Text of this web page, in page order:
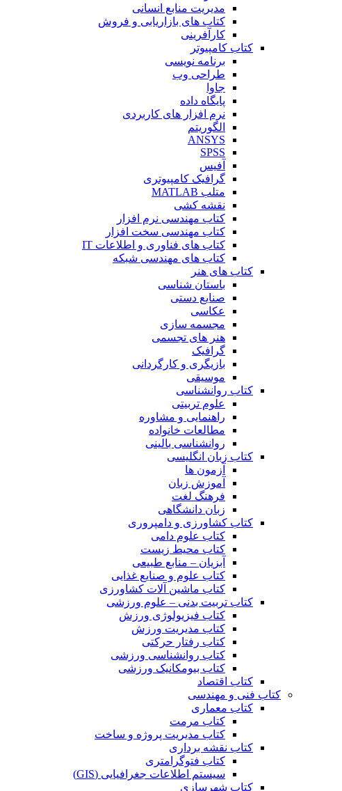
مدیریت منابع انسانی
کتاب های بازاریابی و فروش
کارآفرینی
کتاب کامپیوتر
برنامه نویسی
طراحی وب
جاوا
پایگاه داده
نرم افزار های کاربردی
الگوریتم
ANSYS
SPSS
آفیس
گرافیک کامپیوتری
متلب MATLAB
نقشه کشی
کتاب مهندسی نرم افزار
کتاب مهندسی سخت افزار
کتاب های فناوری و اطلاعات IT
کتاب های مهندسی شبکه
کتاب های هنر
باستان شناسی
صنایع دستی
عکاسی
مجسمه سازی
هنر های تجسمی
گرافیک
بازیگری و کارگردانی
موسیقی
کتاب روانشناسی
علوم تربیتی
راهنمایی و مشاوره
مطالعات خانواده
روانشناسی بالینی
کتاب زبان انگلیسی
آزمون ها
آموزش زبان
فرهنگ لغت
زبان دانشگاهی
کتاب کشاورزی و دامپروری
کتاب علوم دامی
کتاب محیط زیست
آبزیان – منابع طبیعی
کتاب علوم و صنایع غذایی
کتاب ماشین آلات کشاورزی
کتاب تربیت بدنی – علوم ورزشی
کتاب فیزیولوژی ورزش
کتاب مدیریت ورزش
کتاب رفتار حرکتی
کتاب روانشناسی ورزشی
کتاب بیومکانیک ورزشی
کتاب اقتصاد
کتاب فنی و مهندسی
کتاب معماری
کتاب مرمت
کتاب مدیریت پروژه و ساخت
کتاب نقشه برداری
کتاب فتوگرامتری
سیستم اطلاعات جغرافیایی (GIS)
کتاب شهرسازی